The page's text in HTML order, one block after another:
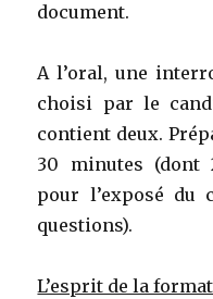
document.
A l’oral, une
choisi par le
contient deux.
30 minutes (dont
pour l’exposé du
questions).
L’esprit de la